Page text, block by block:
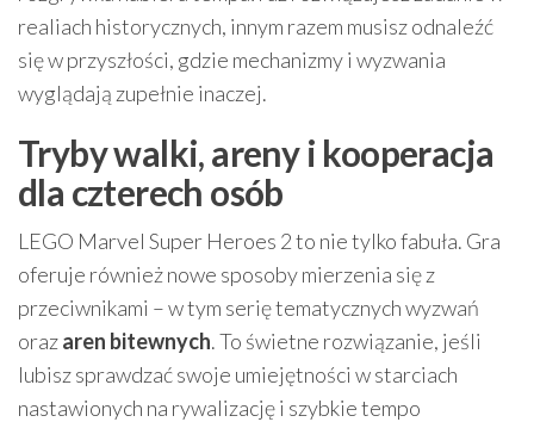
realiach historycznych, innym razem musisz odnaleźć
się w przyszłości, gdzie mechanizmy i wyzwania
wyglądają zupełnie inaczej.
Tryby walki, areny i kooperacja
dla czterech osób
LEGO Marvel Super Heroes 2 to nie tylko fabuła. Gra
oferuje również nowe sposoby mierzenia się z
przeciwnikami – w tym serię tematycznych wyzwań
orazaren bitewnych. To świetne rozwiązanie, jeśli
lubisz sprawdzać swoje umiejętności w starciach
nastawionych na rywalizację i szybkie tempo